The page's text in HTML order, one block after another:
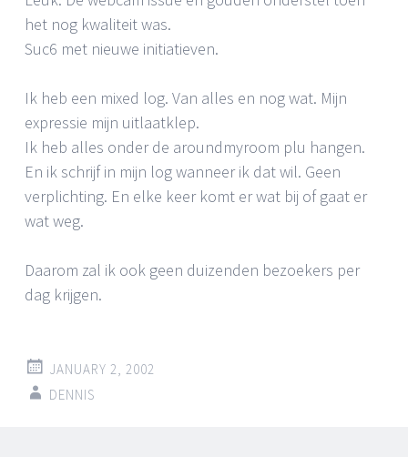
het nog kwaliteit was.
Suc6 met nieuwe initiatieven.
Ik heb een mixed log. Van alles en nog wat. Mijn
expressie mijn uitlaatklep.
Ik heb alles onder de aroundmyroom plu hangen.
En ik schrijf in mijn log wanneer ik dat wil. Geen
verplichting. En elke keer komt er wat bij of gaat er
wat weg.
Daarom zal ik ook geen duizenden bezoekers per
dag krijgen.
JANUARY 2, 2002
DENNIS